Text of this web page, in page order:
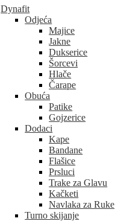
Dynafit
Odjeća
Majice
Jakne
Dukserice
Šorcevi
Hlače
Čarape
Obuća
Patike
Gojzerice
Dodaci
Kape
Bandane
Flašice
Prsluci
Trake za Glavu
Kačketi
Navlaka za Ruke
Turno skijanje